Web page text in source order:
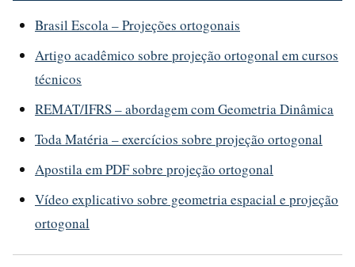
Brasil Escola – Projeções ortogonais
Artigo acadêmico sobre projeção ortogonal em cursos
técnicos
REMAT/IFRS – abordagem com Geometria Dinâmica
Toda Matéria – exercícios sobre projeção ortogonal
Apostila em PDF sobre projeção ortogonal
Vídeo explicativo sobre geometria espacial e projeção
ortogonal